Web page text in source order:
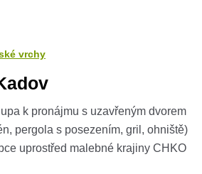
vrchy
k pronájmu s uzavřeným dvorem
pergola s posezením, gril, ohniště)
uprostřed malebné krajiny CHKO